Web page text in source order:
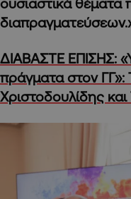
ΔΙΑΒΑΣΤΕ ΕΠΙΣΗΣ:
πράγματα στον ΓΓ»:
Χριστοδουλίδης